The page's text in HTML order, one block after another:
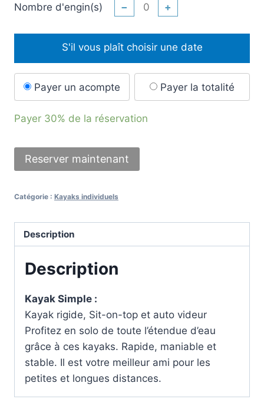
Nombre d'engin(s) − +
S'il vous plaît choisir une date
Payer un acompte Payer la totalité
Payer 30% de la réservation
Reserver maintenant
Catégorie : Kayaks individuels
Description
Description
Kayak Simple :
Kayak rigide, Sit-on-top et auto videur
Profitez en solo de toute l’étendue d’eau
grâce à ces kayaks. Rapide, maniable et
stable. Il est votre meilleur ami pour les
petites et longues distances.